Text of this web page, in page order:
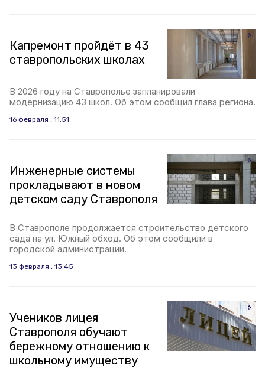
Капремонт пройдёт в 43
ставропольских школах
В 2026 году на Ставрополье запланировали
модернизацию 43 школ. Об этом сообщил глава региона.
16 февраля , 11:51
Инженерные системы
прокладывают в новом
детском саду Ставрополя
В Ставрополе продолжается строительство детского
сада на ул. Южный обход. Об этом сообщили в
городской администрации.
13 февраля , 13:45
Учеников лицея
Ставрополя обучают
бережному отношению к
школьному имуществу